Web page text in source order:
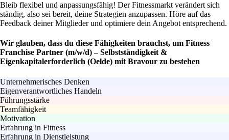
Bleib flexibel und anpassungsfähig! Der Fitnessmarkt verändert sich
ständig, also sei bereit, deine Strategien anzupassen. Höre auf das
Feedback deiner Mitglieder und optimiere dein Angebot entsprechend.
Wir glauben, dass du diese Fähigkeiten brauchst, um Fitness
Franchise Partner (m/w/d) – Selbstständigkeit &
Eigenkapitalerforderlich (Oelde) mit Bravour zu bestehen
Unternehmerisches Denken
Eigenverantwortliches Handeln
Führungsstärke
Teamfähigkeit
Motivation
Erfahrung in Fitness
Erfahrung in Dienstleistung